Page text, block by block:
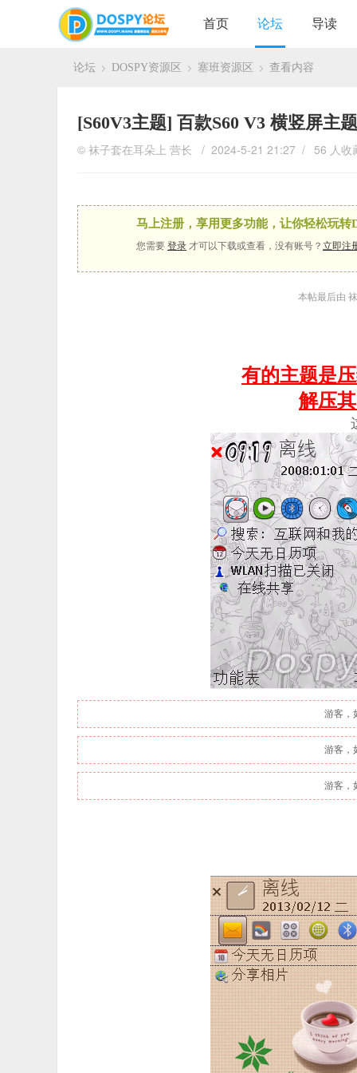
首页 论坛 导读
论坛 DOSPY资源区 塞班资源区 查看内容
[S60V3主题] 百款S60 V3 横竖屏主
© 袜子套在耳朵上 营长 / 2024-5-21 21:27 / 56 人收
马上注册，享用更多功能，让你轻松玩转
您需要 登录 才可以下载或查看，没有账号？ 立即注
本帖最后由
有的主题是
解压
游客，
游客，
游客，